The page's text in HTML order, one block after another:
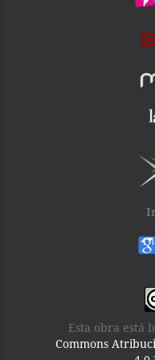
Esta obra está
Commons